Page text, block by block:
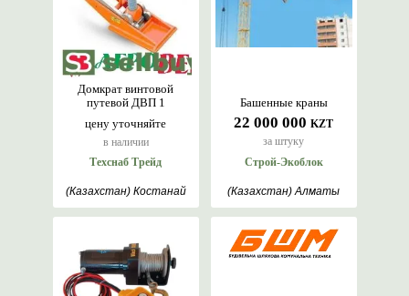
цену уточняйте
в наличии
Домкрат винтовой
путевой ДВП 1
Техснаб Трейд
(Казахстан) Костанай
22 000 000 KZT
за штуку
Башенные краны
Строй-Экоблок
(Казахстан) Алматы